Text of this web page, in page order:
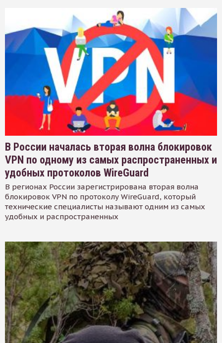
В России началась вторая волна блокировок
VPN по одному из самых распространенных и
удобных протоколов WireGuard
В регионах России зарегистрирована вторая волна
блокировок VPN по протоколу WireGuard, который
технические специалисты называют одним из самых
удобных и распространенных